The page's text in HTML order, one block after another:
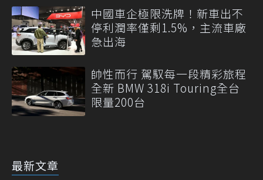
中國車企極限洗牌！新車出不
停利潤率僅剩1.5%，主流車廠
急出海
帥性而行 駕馭每一段精彩旅程
全新 BMW 318i Touring全台
限量200台
最新文章